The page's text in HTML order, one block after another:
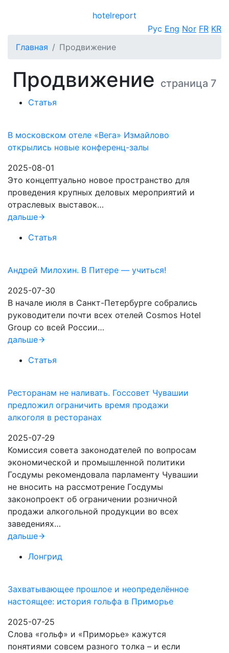
hotelreport
Рус Eng Nor FR KR
Главная
Продвижение
Продвижение страница 7
Статья
В московском отеле «Вега» Измайлово
открылись новые конференц-залы
2025-08-01
Это концептуально новое пространство для
проведения крупных деловых мероприятий и
отраслевых выставок…
дальше
Статья
Андрей Милохин. В Питере — учиться!
2025-07-30
В начале июля в Санкт-Петербурге собрались
руководители почти всех отелей Cosmos Hotel
Group со всей России…
дальше
Статья
Ресторанам не наливать. Госсовет Чувашии
предложил ограничить время продажи
алкоголя в ресторанах
2025-07-29
Комиссия совета законодателей по вопросам
экономической и промышленной политики
Госдумы рекомендовала парламенту Чувашии
не вносить на рассмотрение Госдумы
законопроект об ограничении розничной
продажи алкогольной продукции во всех
заведениях…
дальше
Лонгрид
Захватывающее прошлое и неопределённое
настоящее: история гольфа в Приморье
2025-07-25
Слова «гольф» и «Приморье» кажутся
понятиями совсем разного толка – и если